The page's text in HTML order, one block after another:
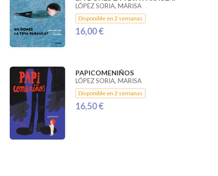
LÓPEZ SORIA, MARISA
Disponible en 2 semanas
16,00 €
PAPICOMENIÑOS
LÓPEZ SORIA, MARISA
Disponible en 2 semanas
16,50 €